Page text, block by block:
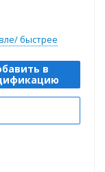
быстрее
в